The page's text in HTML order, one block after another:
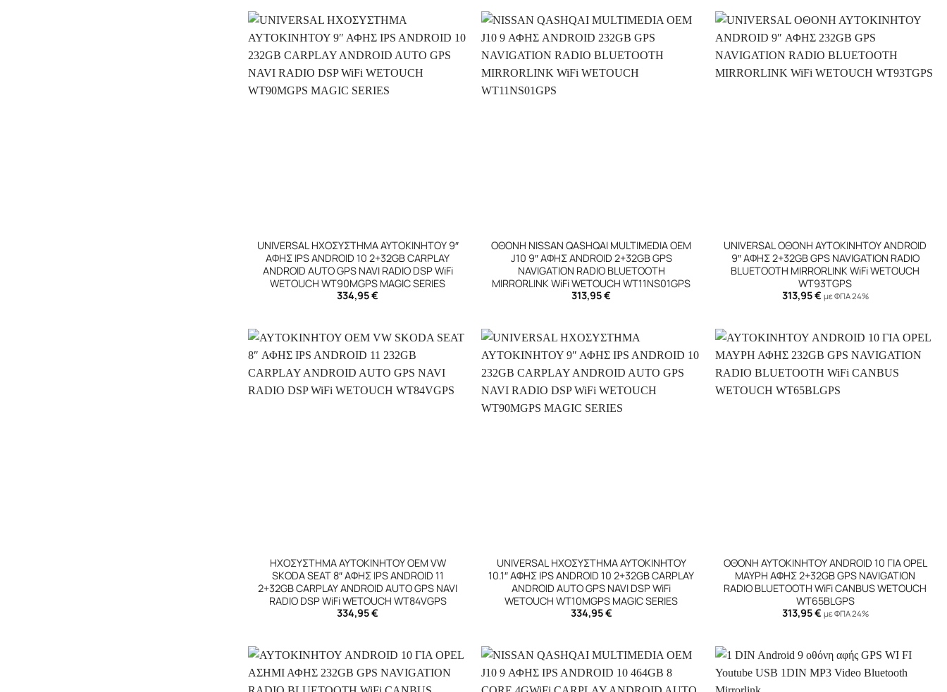
UNIVERSAL ΗΧΟΣΥΣΤΗΜΑ ΑΥΤΟΚΙΝΗΤΟΥ 9″
ΑΦΗΣ IPS ANDROID 10 2+32GB CARPLAY
ANDROID AUTO GPS NAVI RADIO DSP WiFi
WETOUCH WT90MGPS MAGIC SERIES
334,95€
ΟΘΟΝΗ NISSAN QASHQAI MULTIMEDIA OEM
J10 9″ ΑΦΗΣ ANDROID 2+32GB GPS
NAVIGATION RADIO BLUETOOTH
MIRRORLINK WiFi WETOUCH WT11NS01GPS
313,95€
UNIVERSAL ΟΘΟΝΗ ΑΥΤΟΚΙΝΗΤΟΥ ANDROID
9″ ΑΦΗΣ 2+32GB GPS NAVIGATION RADIO
BLUETOOTH MIRRORLINK WiFi WETOUCH
WT93TGPS
313,95€ με ΦΠΑ 24%
ΗΧΟΣΥΣΤΗΜΑ ΑΥΤΟΚΙΝΗΤΟΥ OEM VW
SKODA SEAT 8″ ΑΦΗΣ IPS ANDROID 11
2+32GB CARPLAY ANDROID AUTO GPS NAVI
RADIO DSP WiFi WETOUCH WT84VGPS
334,95€
UNIVERSAL ΗΧΟΣΥΣΤΗΜΑ ΑΥΤΟΚΙΝΗΤΟΥ
10.1″ ΑΦΗΣ IPS ANDROID 10 2+32GB CARPLAY
ANDROID AUTO GPS NAVI DSP WiFi
WETOUCH WT10MGPS MAGIC SERIES
334,95€
ΟΘΟΝΗ ΑΥΤΟΚΙΝΗΤΟΥ ANDROID 10 ΓΙΑ OPEL
ΜΑΥΡΗ ΑΦΗΣ 2+32GB GPS NAVIGATION
RADIO BLUETOOTH WiFi CANBUS WETOUCH
WT65BLGPS
313,95€ με ΦΠΑ 24%